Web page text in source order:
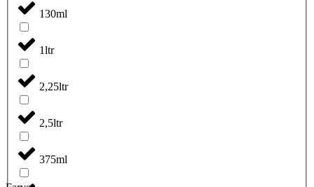
130ml
1ltr
2,25ltr
2,5ltr
375ml